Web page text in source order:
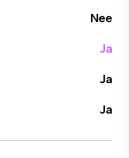
Nee
Ja
Ja
Ja